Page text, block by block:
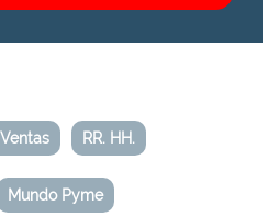
RR. HH.
Mundo Pyme